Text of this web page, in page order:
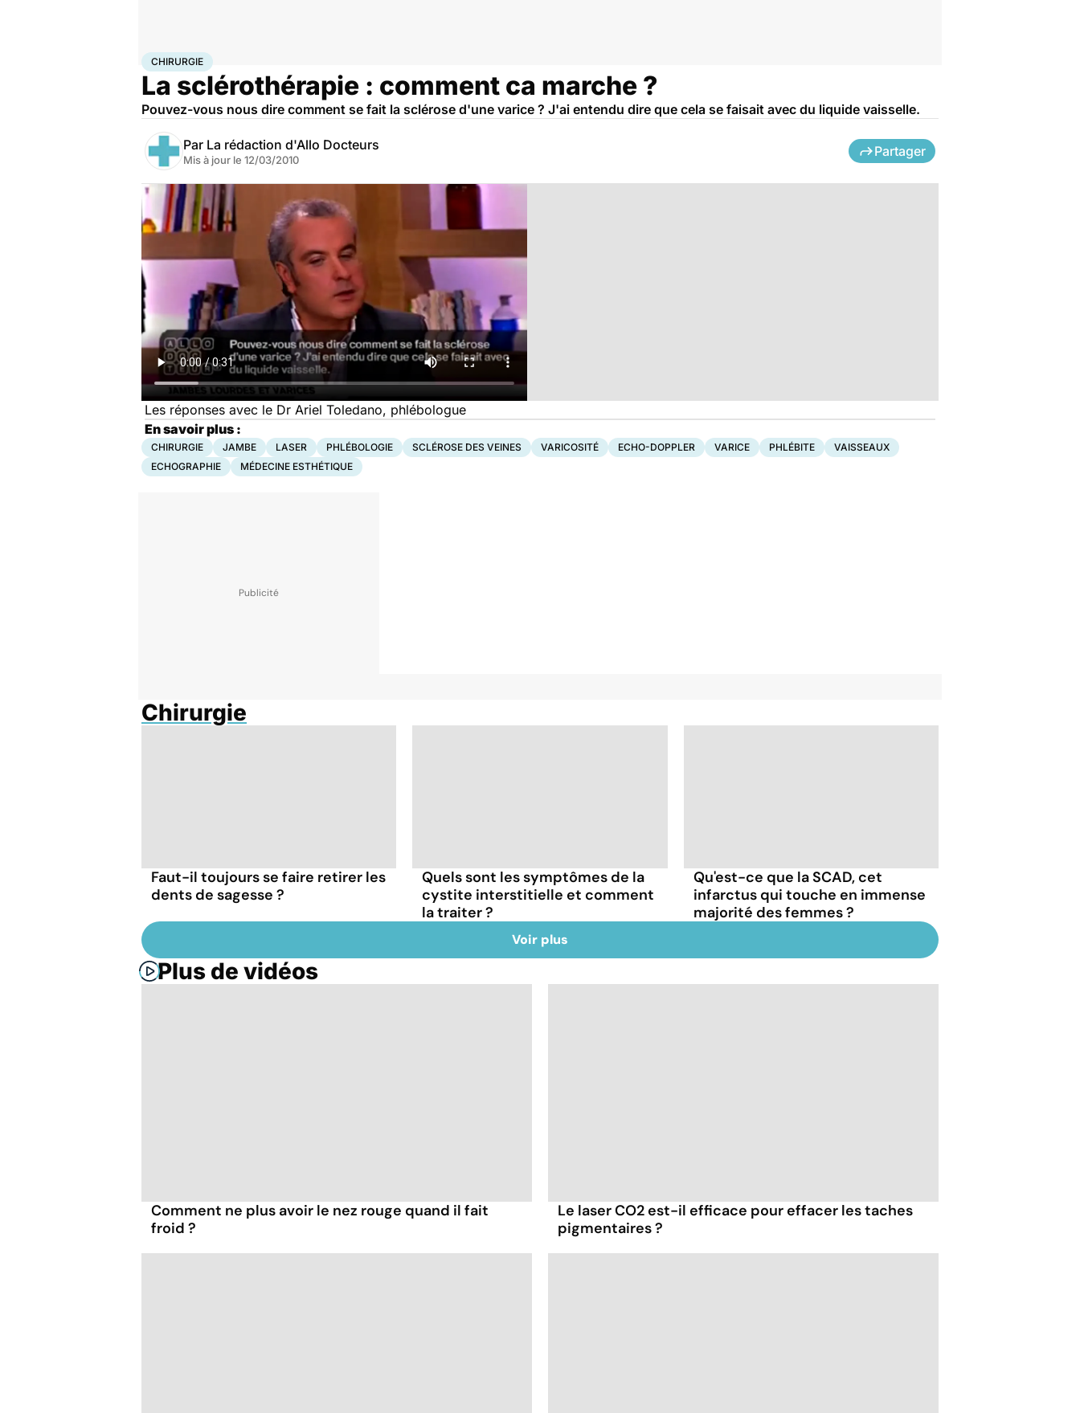
AccueilSantéMaladies
CHIRURGIE
La sclérothérapie : comment ca marche ?
Pouvez-vous nous dire comment se fait la sclérose d'une varice ? J'ai entendu dire que cela se faisait avec du liquide vaisselle.
Par La rédaction d'Allo Docteurs
Mis à jour le 12/03/2010
Partager
Les réponses avec le Dr Ariel Toledano, phlébologue
En savoir plus :
CHIRURGIE JAMBE LASER PHLÉBOLOGIE SCLÉROSE DES VEINES VARICOSITÉ ECHO-DOPPLER VARICE PHLÉBITE
VAISSEAUX
ECHOGRAPHIE
MÉDECINE ESTHÉTIQUE
Chirurgie
Faut-il toujours se faire retirer les
dents de sagesse ?
Quels sont les symptômes de la
cystite interstitielle et comment
la traiter ?
Qu'est-ce que la SCAD, cet
infarctus qui touche en immense
majorité des femmes ?
Voir plus
Plus de vidéos
Comment ne plus avoir le nez rouge quand il fait
froid ?
Le laser CO2 est-il efficace pour effacer les taches
pigmentaires ?